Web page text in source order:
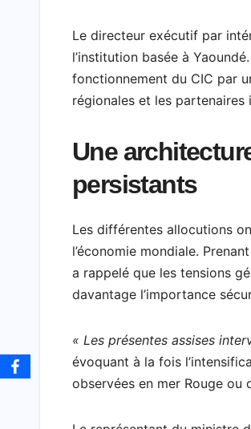
Le directeur exécutif par
l’institution basée à
fonctionnement du CIC par
régionales et les
Une
persistants
Les différentes allocutions
l’économie mondiale.
a rappelé que les tensions
davantage l’importance
« Les présentes assises
évoquant à la fois
observées en mer Rouge ou